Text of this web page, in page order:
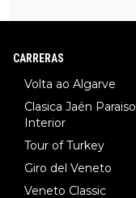
CARRERAS
Volta ao Algarve
Clasica Jaén Paraiso
Interior
Tour of Turkey
Giro del Veneto
Veneto Classic